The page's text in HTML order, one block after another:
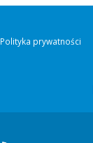
Polityka prywatności